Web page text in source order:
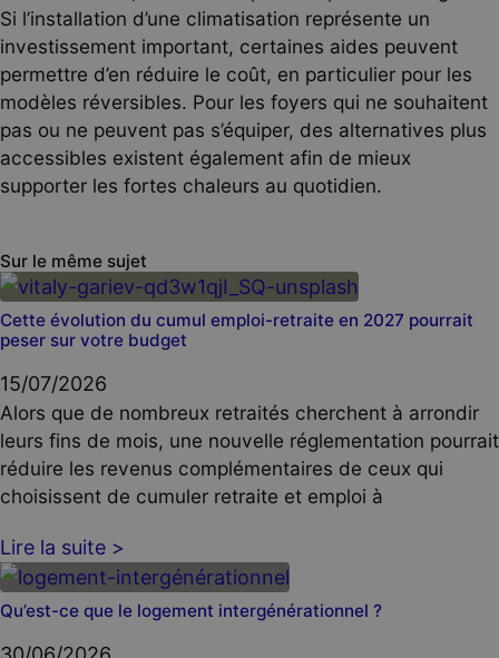
Si l’installation d’une climatisation représente un
investissement important, certaines aides peuvent
permettre d’en réduire le coût, en particulier pour les
modèles réversibles. Pour les foyers qui ne souhaitent
pas ou ne peuvent pas s’équiper, des alternatives plus
accessibles existent également afin de mieux
supporter les fortes chaleurs au quotidien.
Sur le même sujet
Cette évolution du cumul emploi-retraite en 2027 pourrait
peser sur votre budget
15/07/2026
Alors que de nombreux retraités cherchent à arrondir
leurs fins de mois, une nouvelle réglementation pourrait
réduire les revenus complémentaires de ceux qui
choisissent de cumuler retraite et emploi à
Lire la suite >
Qu’est-ce que le logement intergénérationnel ?